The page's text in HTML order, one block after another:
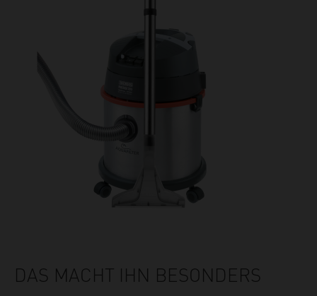
DAS MACHT IHN BESONDERS